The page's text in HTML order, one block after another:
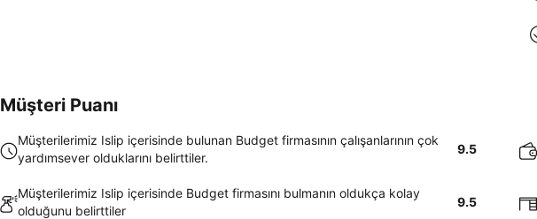
Müşteri Puanı
Müşterilerimiz Islip içerisinde bulunan Budget firmasının çalışanlarının çok
yardımsever olduklarını belirttiler.
9.5
Müşterilerimiz Islip içerisinde Budget firmasını bulmanın oldukça kolay
olduğunu belirttiler
9.5